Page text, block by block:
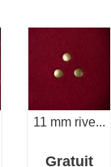
11 mm rive...
Gratuit